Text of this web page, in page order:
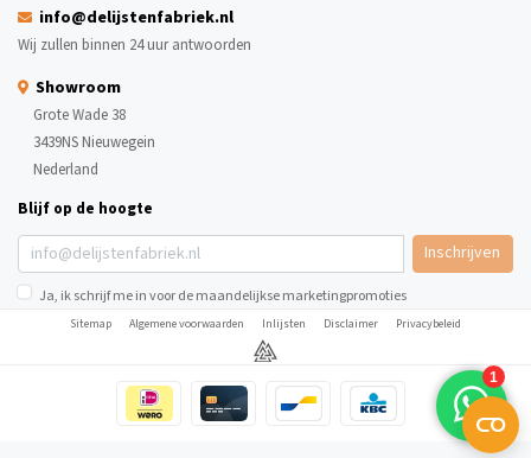
info@delijstenfabriek.nl
Wij zullen binnen 24 uur antwoorden
Showroom
Grote Wade 38
3439NS Nieuwegein
Nederland
Blijf op de hoogte
Inschrijven
Ja, ik schrijf me in voor de maandelijkse marketingpromoties
Sitemap Algemene voorwaarden Inlijsten Disclaimer Privacybeleid